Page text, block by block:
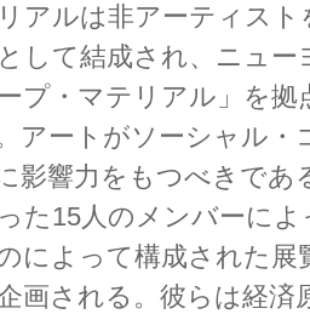
アルは非アーティス
して結成され、ニュー
プ・マテリアル」を拠
アートがソーシャル・
影響力をもつべきであ
た15人のメンバーに
によって構成された展
画される。彼らは経済